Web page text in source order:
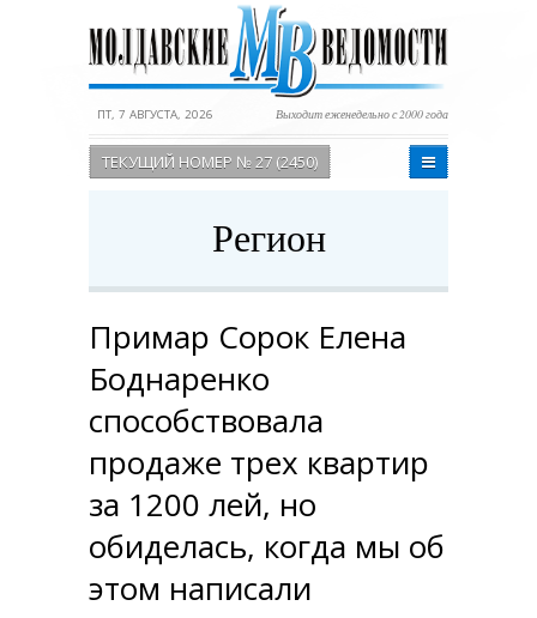
ПТ, 7 АВГУСТА, 2026 Выходит еженедельно с 2000 года
ТЕКУЩИЙ НОМЕР № 27 (2450)
Регион
Примар Сорок Елена
Боднаренко
способствовала
продаже трех квартир
за 1200 лей, но
обиделась, когда мы об
этом написали